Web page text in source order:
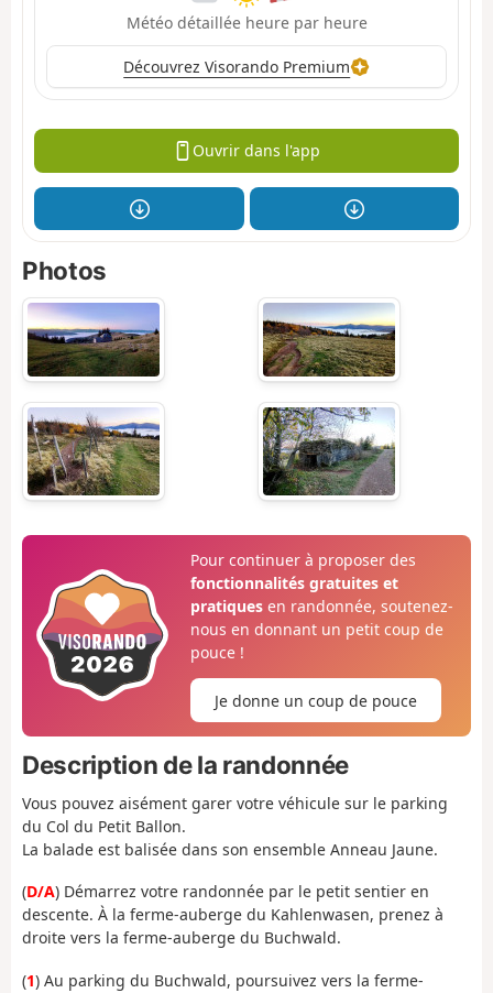
Météo détaillée heure par heure
Découvrez Visorando Premium
Ouvrir dans l'app
Photos
Pour continuer à proposer des
fonctionnalités gratuites et
pratiquesen randonnée, soutenez-
nous en donnant un petit coup de
pouce !
Je donne un coup de pouce
Description de la randonnée
Vous pouvez aisément garer votre véhicule sur le parking
du Col du Petit Ballon.
La balade est balisée dans son ensemble Anneau Jaune.
(D/A) Démarrez votre randonnée par le petit sentier en
descente. À la ferme-auberge du Kahlenwasen, prenez à
droite vers la ferme-auberge du Buchwald.
(1) Au parking du Buchwald, poursuivez vers la ferme-